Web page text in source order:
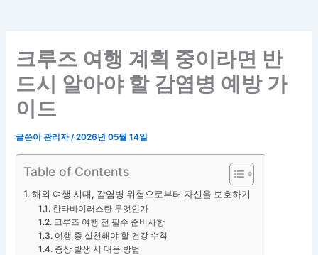
크루즈 여행 계획 중이라면 반
드시 알아야 할 감염병 예방 가
이드
글쓴이관리자/2026년 05월 14일
Table of Contents
해외 여행 시대, 감염병 위험으로부터 자신을 보호하기
한타바이러스란 무엇인가
크루즈 여행 전 필수 준비사항
여행 중 실천해야 할 건강 수칙
증상 발생 시 대응 방법